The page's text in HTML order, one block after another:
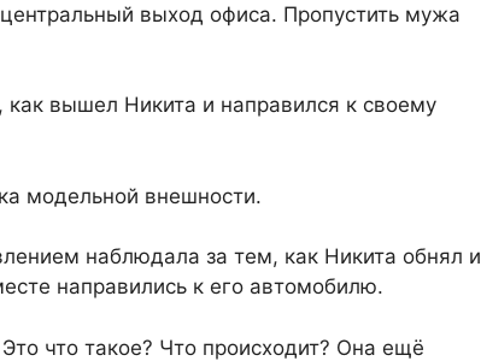
выход офиса. Пропустить мужа
как вышел Никита и направился к своему
модельной внешности.
наблюдала за тем, как Никита обнял и
направились к его автомобилю.
что такое? Что происходит? Она ещё